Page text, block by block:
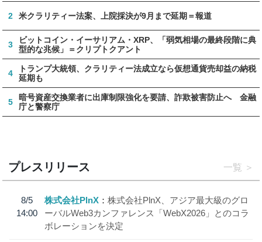
2 米クラリティー法案、上院採決が9月まで延期＝報道
3
ビットコイン・イーサリアム・XRP、「弱気相場の最終段階に典
型的な兆候」＝クリプトクアント
4
トランプ大統領、クラリティー法成立なら仮想通貨売却益の納税
延期も
5
暗号資産交換業者に出庫制限強化を要請、詐欺被害防止へ 金融
庁と警察庁
プレスリリース 一覧
8/5
14:00
株式会社PlnX
株式会社PlnX、アジア最大級のグロ
ーバルWeb3カンファレンス「WebX2026」とのコラ
ボレーションを決定